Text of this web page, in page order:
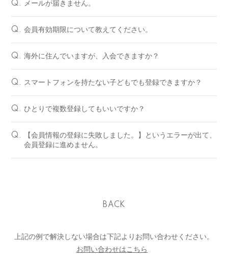
Q. メールが届きません。
Q. 会員有効期限について教えてください。
Q. 海外に住んでいますが、入会できますか？
Q. スマートフォンを持たない子どもでも登録できますか？
Q. ひとりで複数登録してもいいですか？
Q.
【会員情報の登録に失敗しました。】というエラーが出て、
会員登録に進めません。
BACK
上記の例で解決しない場合は下記よりお問い合わせください。
お問い合わせはこちら